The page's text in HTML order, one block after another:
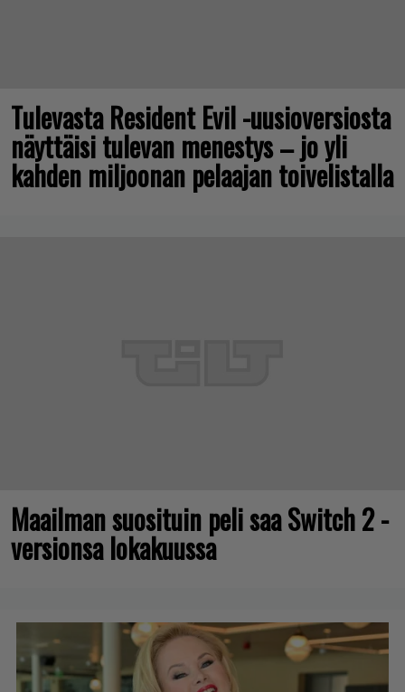
Tulevasta Resident Evil -uusioversiosta
näyttäisi tulevan menestys – jo yli
kahden miljoonan pelaajan toivelistalla
Maailman suosituin peli saa Switch 2 -
versionsa lokakuussa